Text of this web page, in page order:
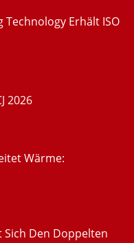
Erhält ISO
2026
Wärme:
Sich Den Doppelten